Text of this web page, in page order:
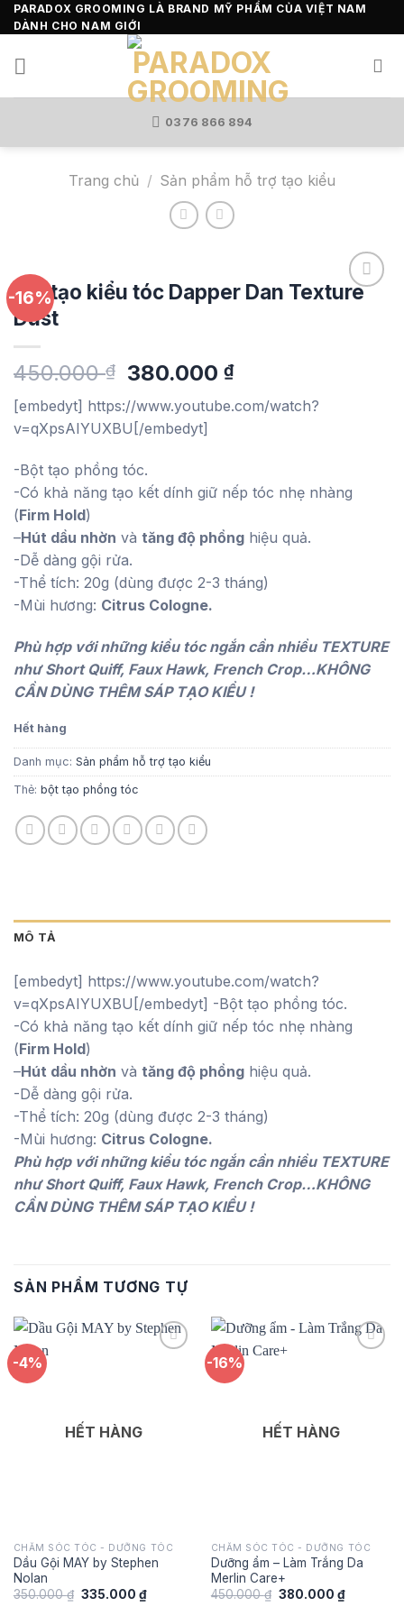
Skip
to
content
PARADOX GROOMING LÀ BRAND MỸ PHẨM CỦA VIỆT NAM
DÀNH CHO NAM GIỚI
0376 866 894
Trang chủ / Sản phẩm hỗ trợ tạo kiểu
-16%
Bột tạo kiểu tóc Dapper Dan Texture
Dust
450.000₫
Giá
gốc
là:
450.000 ₫.
380.000₫Giá
hiện
tại
[embedyt] https://www.youtube.com/watch?
v=qXpsAIYUXBU[/embedyt]
-Bột tạo phồng tóc.
-Có khả năng tạo kết dính giữ nếp tóc nhẹ nhàng
(Firm Hold)
–Hút dầu nhờn và tăng độ phồng hiệu quả.
-Dễ dàng gội rửa.
-Thể tích: 20g (dùng được 2-3 tháng)
-Mùi hương: Citrus Cologne.
Phù hợp với những kiểu tóc ngắn cần nhiều TEXTURE
như Short Quiff, Faux Hawk, French Crop…KHÔNG
CẦN DÙNG THÊM SÁP TẠO KIỂU !
Hết hàng
Danh mục: Sản phẩm hỗ trợ tạo kiểu
Thẻ: bột tạo phồng tóc
MÔ TẢ
[embedyt] https://www.youtube.com/watch?
v=qXpsAIYUXBU[/embedyt] -Bột tạo phồng tóc.
-Có khả năng tạo kết dính giữ nếp tóc nhẹ nhàng
(Firm Hold)
–Hút dầu nhờn và tăng độ phồng hiệu quả.
-Dễ dàng gội rửa.
-Thể tích: 20g (dùng được 2-3 tháng)
-Mùi hương: Citrus Cologne.
Phù hợp với những kiểu tóc ngắn cần nhiều TEXTURE
như Short Quiff, Faux Hawk, French Crop…KHÔNG
CẦN DÙNG THÊM SÁP TẠO KIỂU !
SẢN PHẨM TƯƠNG TỰ
-4%
HẾT HÀNG
CHĂM SÓC TÓC - DƯỠNG TÓC
Dầu Gội MAY by Stephen
Nolan
350.000₫ Giá
335.000 ₫Giá
hiện
-16%
HẾT HÀNG
CHĂM SÓC TÓC - DƯỠNG TÓC
Dưỡng ẩm – Làm Trắng Da
Merlin Care+
450.000₫ Giá
380.000 ₫Giá
hiện